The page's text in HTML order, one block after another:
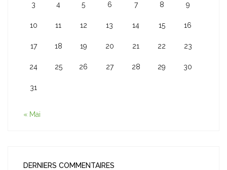
3 4 5 6 7 8 9
10 11 12 13 14 15 16
17 18 19 20 21 22 23
24 25 26 27 28 29 30
31
« Mai
DERNIERS COMMENTAIRES